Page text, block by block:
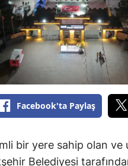
Facebook'ta Paylaş
bir yere sahip olan ve
Belediyesi